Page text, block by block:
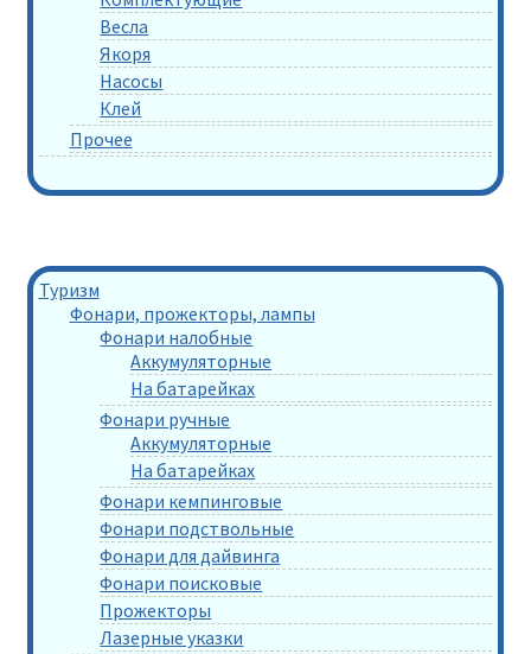
Весла
Якоря
Насосы
Клей
Прочее
Туризм
Фонари, прожекторы, лампы
Фонари налобные
Аккумуляторные
На батарейках
Фонари ручные
Аккумуляторные
На батарейках
Фонари кемпинговые
Фонари подствольные
Фонари для дайвинга
Фонари поисковые
Прожекторы
Лазерные указки